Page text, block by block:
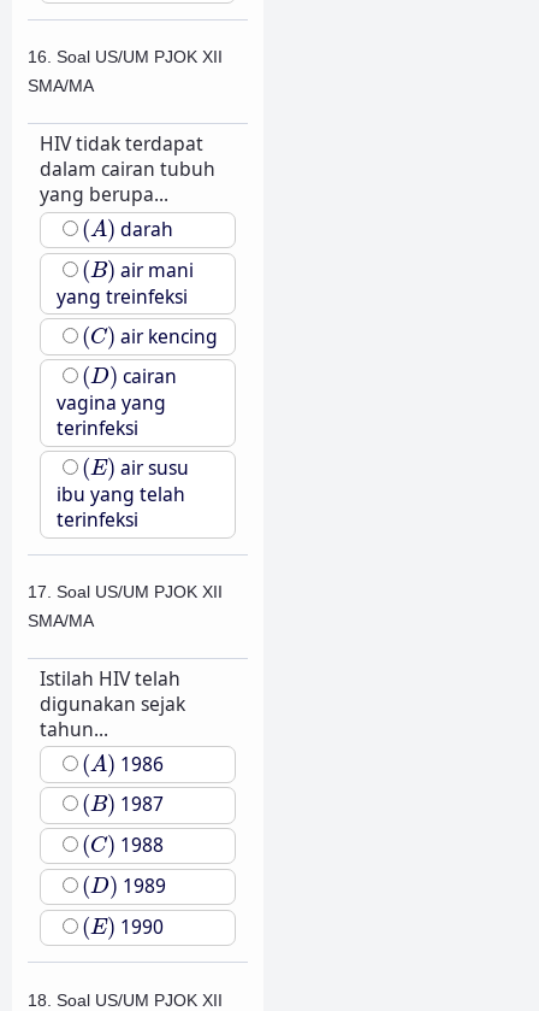
16. Soal US/UM PJOK XII
SMA/MA
HIV tidak terdapat
dalam cairan tubuh
yang berupa...
(A)
(A) darah
(B)
(B) air mani
yang treinfeksi
(C)
(C) air kencing
(D)
(D) cairan
vagina yang
terinfeksi
(E)
(E) air susu
ibu yang telah
terinfeksi
17. Soal US/UM PJOK XII
SMA/MA
Istilah HIV telah
digunakan sejak
tahun...
(A)
(A) 1986
(B)
(B) 1987
(C)
(C) 1988
(D)
(D) 1989
(E)
(E) 1990
18. Soal US/UM PJOK XII